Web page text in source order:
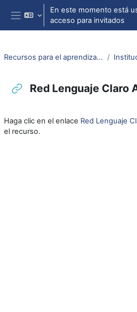
Salta al contenido principal
Panel lateral
En este momento está
acceso para invitados
Recursos para el aprendizaje del lenguaje administrativo
Red Lenguaje Claro
Haga clic en el enlace Red Lenguaje
el recurso.